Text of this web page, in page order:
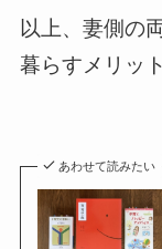
以上、妻側の
暮らすメリッ
あわせて読みたい